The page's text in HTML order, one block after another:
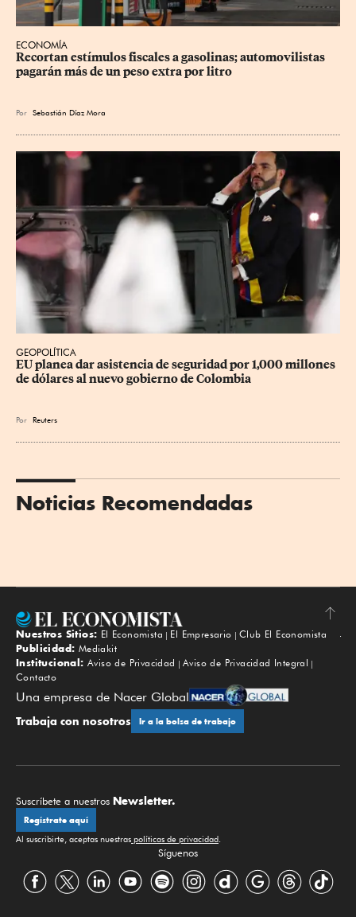
ECONOMÍA
Recortan estímulos fiscales a gasolinas; automovilistas
pagarán más de un peso extra por litro
Por Sebastián Díaz Mora
GEOPOLÍTICA
EU planea dar asistencia de seguridad por 1,000 millones
de dólares al nuevo gobierno de Colombia
Por Reuters
Noticias Recomendadas
Subir
Nuestros Sitios: El Economista El Empresario
Club El Economista
Publicidad: Mediakit
Institucional: Aviso de Privacidad
Aviso de Privacidad Integral
Contacto
Una empresa de Nacer Global
Trabaja con nosotros Ir a la bolsa de trabajo
Suscríbete a nuestros Newsletter.
Regístrate aquí
Al suscribirte, aceptas nuestras políticas de privacidad.
Síguenos